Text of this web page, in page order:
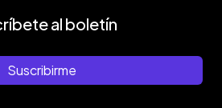
al boletín
Suscribirme